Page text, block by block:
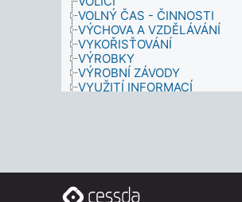
VOLNÝ ČAS - ČINNOSTI
VÝCHOVA A VZDĚLÁVÁNÍ
VYKOŘISŤOVÁNÍ
VÝROBKY
VÝROBNÍ ZÁVODY
VYUŽITÍ INFORMACÍ
ZBROJENÍ
ZDRAVÍ